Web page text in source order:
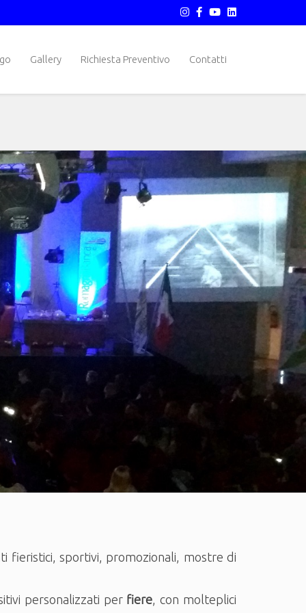
Gallery Richiesta Preventivo Contatti
fieristici, sportivi, promozionali, mostre di
personalizzati per fiere, con molteplici